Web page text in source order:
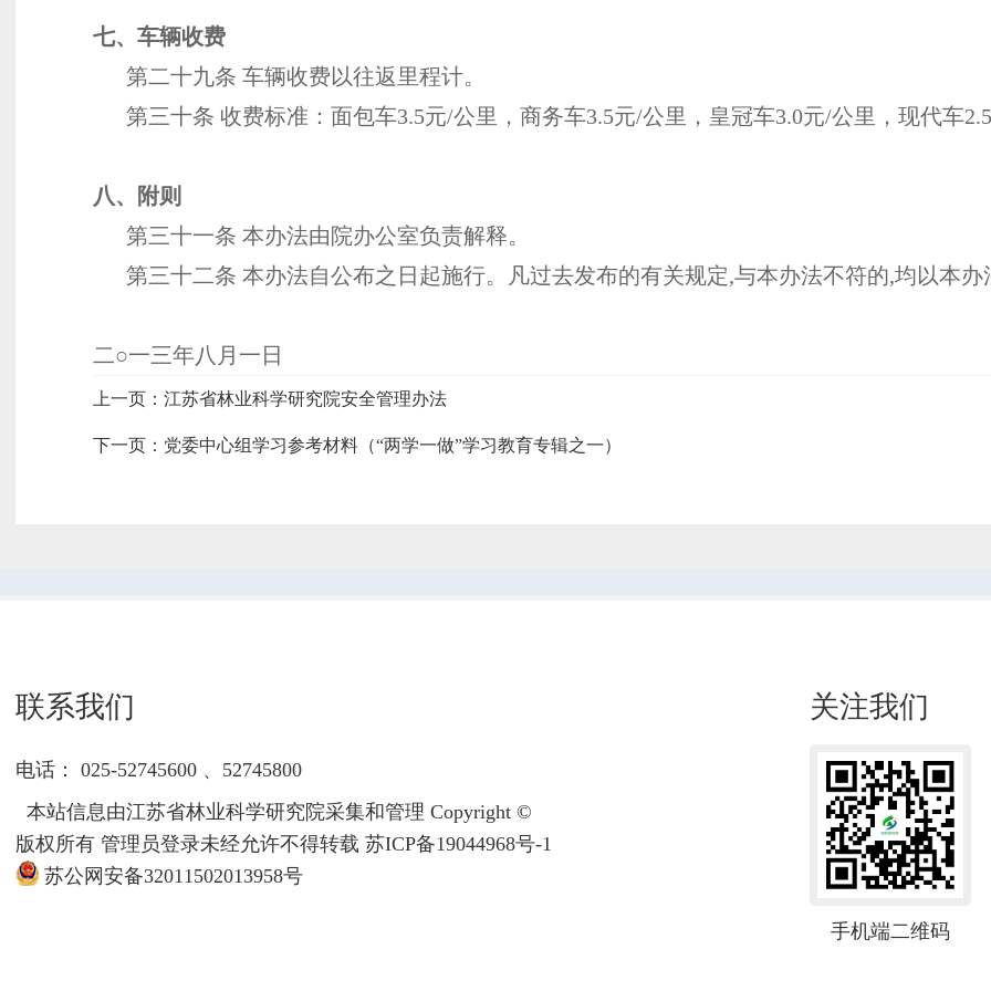
七、车辆收费
第二十九条 车辆收费以往返里程计。
第三十条 收费标准：面包车3.5元/公里，商务车3.5元/公里，皇冠车3.0元/公里，现代车2.5
八、附则
第三十一条 本办法由院办公室负责解释。
第三十二条 本办法自公布之日起施行。凡过去发布的有关规定,与本办法不符的,均以本办
二○一三年八月一日
上一页： 江苏省林业科学研究院安全管理办法
下一页： 党委中心组学习参考材料（“两学一做”学习教育专辑之一）
联系我们
电话： 025-52745600 、52745800
本站信息由江苏省林业科学研究院采集和管理 Copyright ©
版权所有 管理员登录未经允许不得转载 苏ICP备19044968号-1
苏公网安备32011502013958号
关注我们
手机端二维码